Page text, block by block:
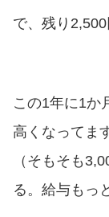
で、残り2,500
この1年に1か
高くなってま
（そもそも
る。給与もっ